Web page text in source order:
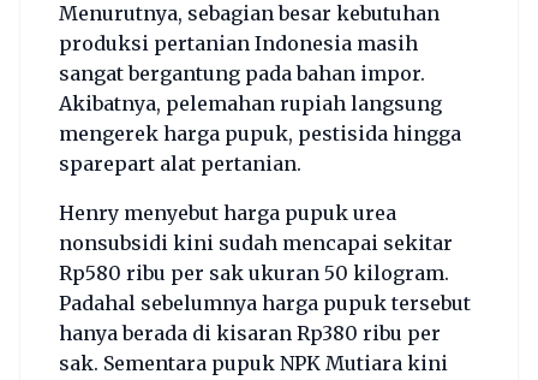
Menurutnya, sebagian besar kebutuhan
produksi pertanian Indonesia masih
sangat bergantung pada bahan impor.
Akibatnya, pelemahan rupiah langsung
mengerek harga pupuk, pestisida hingga
sparepart alat pertanian.
Henry menyebut harga pupuk urea
nonsubsidi kini sudah mencapai sekitar
Rp580 ribu per sak ukuran 50 kilogram.
Padahal sebelumnya harga pupuk tersebut
hanya berada di kisaran Rp380 ribu per
sak. Sementara pupuk NPK Mutiara kini